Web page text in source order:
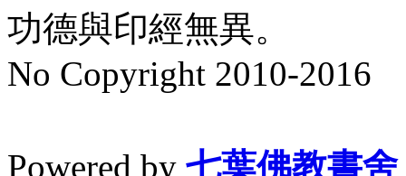
功德與印經無異。
No Copyright 2010-2016
Powered by 七葉佛教書舍